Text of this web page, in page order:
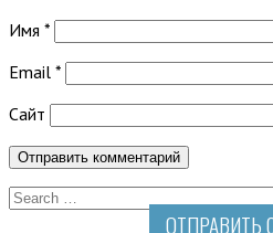
Имя *
Email *
Сайт
ОТПРАВИТЬ